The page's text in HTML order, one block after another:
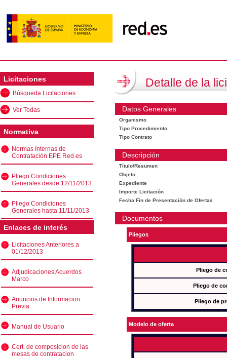
Licitaciones
Búsqueda Licitaciones
Ver Todas
Normativa
Normas Internas de
Contratación EPE Red.es
Pliego Condiciones
Generales desde 12/11/2013
Pliego Condiciones
Generales hasta 11/11/2013
Enlaces de interés
Licitaciones Anteriores a
01/12/2013
Adjudicaciones Acuerdos
Marco
Anuncios de Informacion
Previa
Manual de Usuario
Cert. de composicion de las
mesas de contratacion
Detalle de la
Datos Generales
Organismo
Tipo Procedimiento
Tipo Contrato
Descripción
Título/Resumen
Objeto
Expediente
Importe Licitación
Fecha Fin de Presentación de Ofertas
Documentos
Pliegos
Pliego de
Pliego de
Pliego de
Modelo de oferta